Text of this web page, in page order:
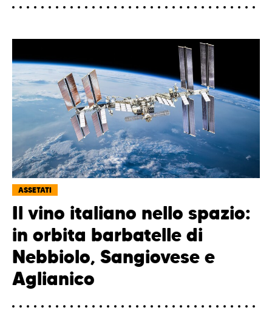
ASSETATI
Il vino italiano nello spazio:
in orbita barbatelle di
Nebbiolo, Sangiovese e
Aglianico